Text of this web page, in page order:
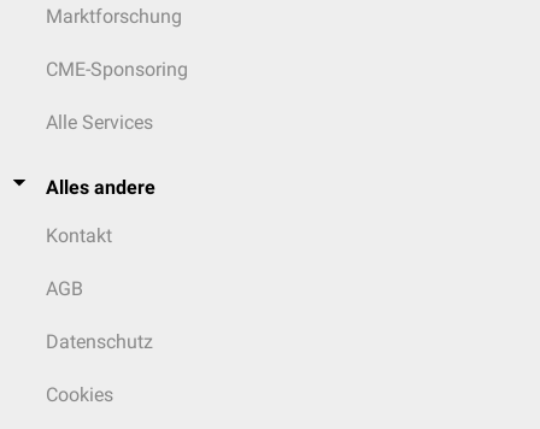
Marktforschung
CME-Sponsoring
Alle Services
Alles andere
Kontakt
AGB
Datenschutz
Cookies